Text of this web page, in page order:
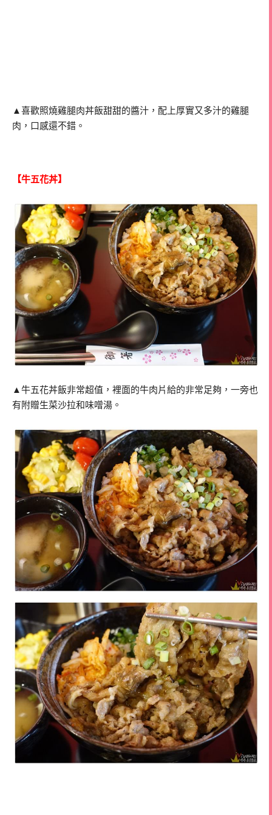
▲喜歡照燒雞腿肉丼飯甜甜的醬汁，配上厚實又多汁的雞腿
肉，口感還不錯。
【牛五花丼】
▲牛五花丼飯非常超值，裡面的牛肉片給的非常足夠，一旁也
有附贈生菜沙拉和味噌湯。